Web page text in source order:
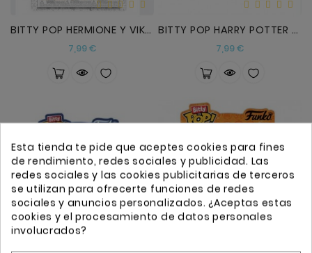
BITTY POP HERMIONE Y VIKTOR KRUM
7,99 €Precio
BITTY POP HARRY POTTER Y GINNI
7,99 €Precio
Esta tienda te pide que aceptes cookies para fines
de rendimiento, redes sociales y publicidad. Las
redes sociales y las cookies publicitarias de terceros
se utilizan para ofrecerte funciones de redes
sociales y anuncios personalizados. ¿Aceptas estas
cookies y el procesamiento de datos personales
involucrados?